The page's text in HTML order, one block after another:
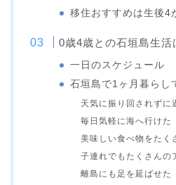
移住おすすめは生後4
0歳4歳との石垣島生活
一日のスケジュール
石垣島で1ヶ月暮らし
天気に振り回されずに
毎日気軽に海へ行けた
美味しい食べ物をたく
子連れでもたくさんの
離島にも足を延ばせた